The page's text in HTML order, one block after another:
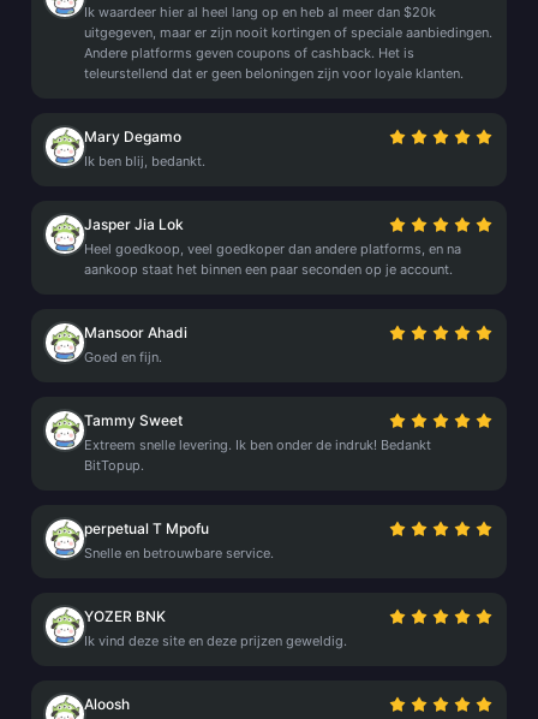
Ik waardeer hier al heel lang op en heb al meer dan $20k
uitgegeven, maar er zijn nooit kortingen of speciale aanbiedingen.
Andere platforms geven coupons of cashback. Het is
teleurstellend dat er geen beloningen zijn voor loyale klanten.
Mary Degamo
Ik ben blij, bedankt.
Jasper Jia Lok
Heel goedkoop, veel goedkoper dan andere platforms, en na
aankoop staat het binnen een paar seconden op je account.
Mansoor Ahadi
Goed en fijn.
Tammy Sweet
Extreem snelle levering. Ik ben onder de indruk! Bedankt
BitTopup.
perpetual T Mpofu
Snelle en betrouwbare service.
YOZER BNK
Ik vind deze site en deze prijzen geweldig.
Aloosh